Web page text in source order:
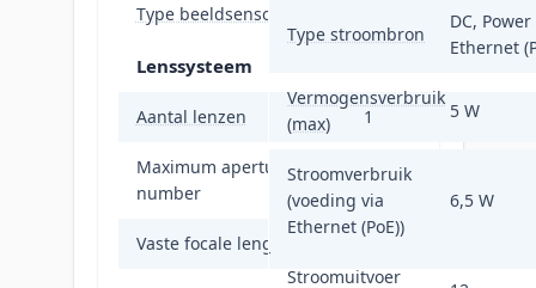
Type beeldsensor
Lenssysteem
Aantal lenzen 1
Maximum aperture
number
1,6
Vaste focale lengte 2,8 mm
Type stroombron
DC,
Ethernet
Vermogensverbruik
(max)
5 W
Stroomverbruik
(voeding via
Ethernet (PoE))
6,5 W
Stroomuitvoer